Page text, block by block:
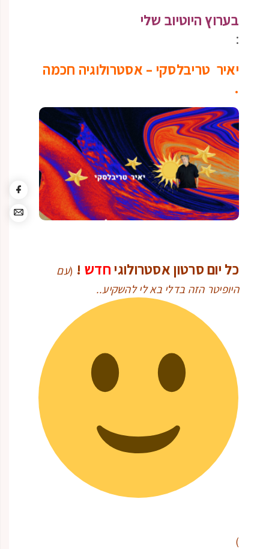
בערוץ היוטיוב שלי
:
יאיר טריבלסקי – אסטרולוגיה חכמה
.
כל יום סרטון אסטרולוגיחדש !
(עם
היופיטר הזה בדלי בא לי להשקיע..
)